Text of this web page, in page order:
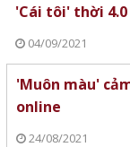
'Cái tôi' thời
04/09/2021
'Muôn màu'
online
24/08/2021